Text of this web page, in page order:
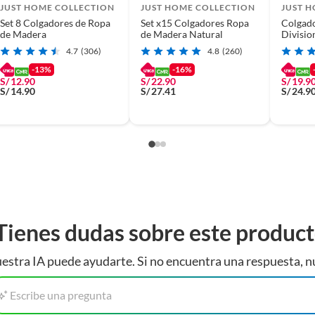
10 colgadores de felpa de color negro. Cada
el espacio perfecto para tus prendas. Con estos
JUST HOME COLLECTION
Set 8 Colgadores de Ropa
de Madera
4.7 (306)
-13%
S/12.90
S/14.90
JUST HOME COLLECTION
Set x15 Colgadores Ropa
de Madera Natural
4.8 (260)
-16%
S/22.90
S/27.41
JUST
S/
S/
dudas sobre este
IA puede ayudarte. Si no encuentra una respuesta,
Escribe una pregunta